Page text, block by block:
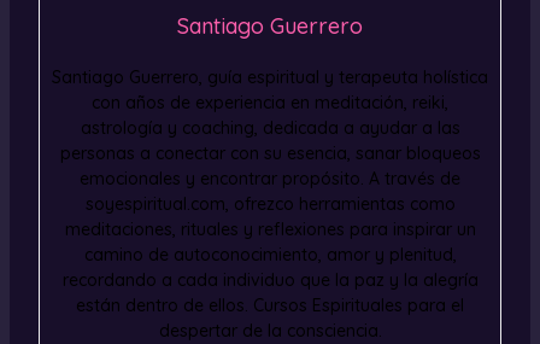
Santiago Guerrero
Santiago Guerrero, guía espiritual y terapeuta holística
con años de experiencia en meditación, reiki,
astrología y coaching, dedicada a ayudar a las
personas a conectar con su esencia, sanar bloqueos
emocionales y encontrar propósito. A través de
soyespiritual.com, ofrezco herramientas como
meditaciones, rituales y reflexiones para inspirar un
camino de autoconocimiento, amor y plenitud,
recordando a cada individuo que la paz y la alegría
están dentro de ellos. Cursos Espirituales para el
despertar de la consciencia.